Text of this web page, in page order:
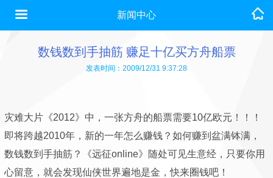
新闻中心
数钱数到手抽筋 赚足十亿买方舟船票
发表时间：2009/12/31 9:37:28
灾难大片《2012》中，一张方舟的船票需要10亿欧元！！！
即将跨越2010年，新的一年怎么赚钱？如何赚到盆满钵满，
数钱数到手抽筋？《远征online》随处可见生意经，只要你用
心留意，就会发现仙侠世界遍地是金，快来圈钱吧！